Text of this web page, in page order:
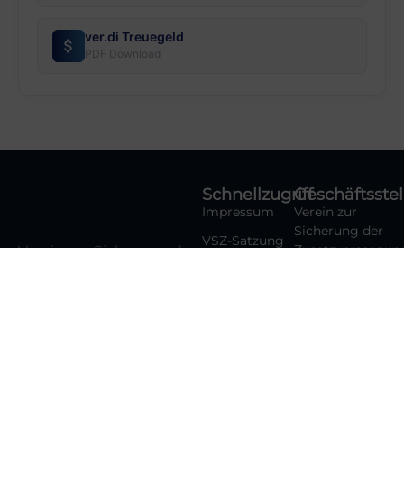
ver.di Treuegeld
PDF Download
Verein zur Sicherung der
Schnellzugriff
Impressum
VSZ-Satzung
Verein zur
Sicherung der